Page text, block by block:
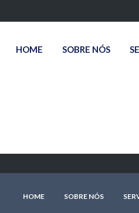
HOME SOBRE NÓS
HOME SOBRE NÓS